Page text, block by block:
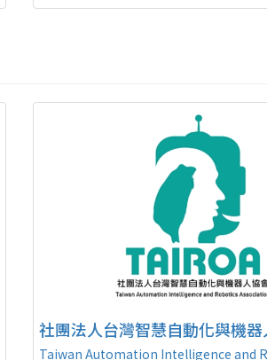
社團法人台灣智慧自動化與機
Taiwan Automation Intelligence and